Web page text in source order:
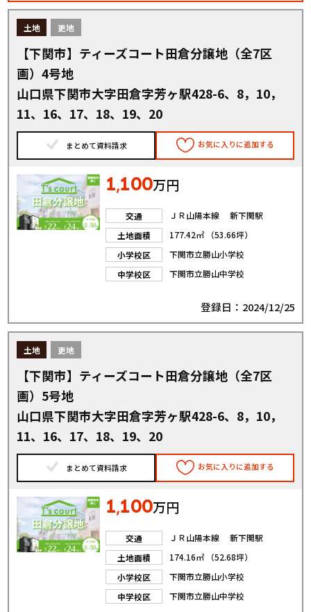
土地 更地
【下関市】ティーズコート田倉分譲地（全7区
画）4号地
山口県下関市大字田倉字芳ヶ駅428-6、8，10，
11、16、17、18、19、20
まとめて資料請求 お気に入りに追加する
1,100万円
交通
ＪＲ山陽本線 新下関駅
土地面積
177.42㎡ （53.66坪）
小学校区
下関市立勝山小学校
中学校区
下関市立勝山中学校
登録日：2024/12/25
土地 更地
【下関市】ティーズコート田倉分譲地（全7区
画）5号地
山口県下関市大字田倉字芳ヶ駅428-6、8，10，
11、16、17、18、19、20
まとめて資料請求 お気に入りに追加する
1,100万円
交通
ＪＲ山陽本線 新下関駅
土地面積
174.16㎡ （52.68坪）
小学校区
下関市立勝山小学校
中学校区
下関市立勝山中学校